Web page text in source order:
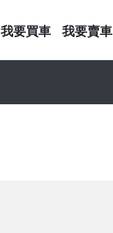
我要買車 我要賣車